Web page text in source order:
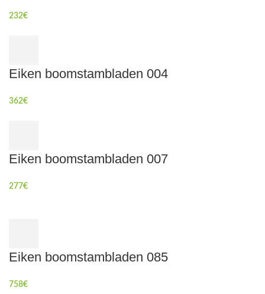
232€
Eiken boomstambladen 004
362€
Eiken boomstambladen 007
277€
Eiken boomstambladen 085
758€